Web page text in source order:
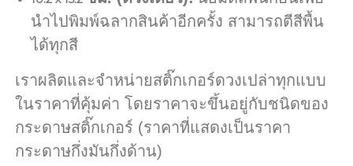
นำไปพิมพ์ฉลากสินค้าอีกครั้ง สามารถตีสีพื้น
ได้ทุกสี
เราผลิตและจำหน่ายสติ๊กเกอร์ดวงเปล่าทุกแบบ
ในราคาที่คุ้มค่า โดยราคาจะขึ้นอยู่กับชนิดของ
กระดาษสติ๊กเกอร์ (ราคาที่แสดงเป็นราคา
กระดาษกึ่งมันกึ่งด้าน)